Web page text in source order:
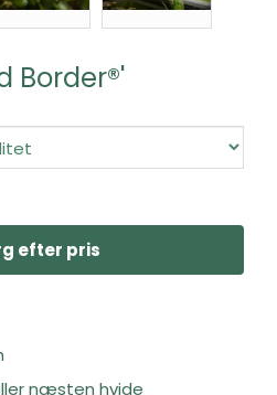
Border®'
efter pris
næsten hvide